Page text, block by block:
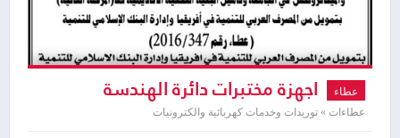
عطاء اجهزة مختبرات دائرة الهندسة
الميكانيكية
عطاءات » توريدات وخدمات كهربائية والكترونيات